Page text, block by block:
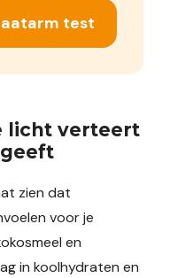
test
licht verteert
zien dat
voor je
en
in koolhydraten en